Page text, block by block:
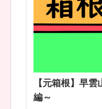
【元箱根】早
編～